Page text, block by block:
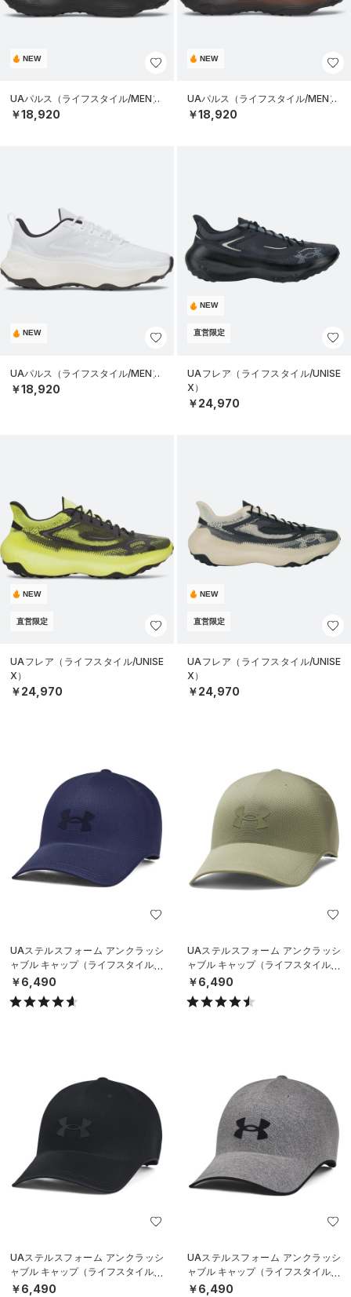
NEW
UAパルス（ライフスタイル/MEN）
￥18,920
NEW
UAパルス（ライフスタイル/MEN）
￥18,920
NEW
UAパルス（ライフスタイル/MEN）
￥18,920
NEW
直営限定
UAフレア（ライフスタイル/UNISE
X）
￥24,970
NEW
直営限定
UAフレア（ライフスタイル/UNISE
X）
￥24,970
NEW
直営限定
UAフレア（ライフスタイル/UNISE
X）
￥24,970
UAステルスフォーム アンクラッシ
ャブル キャップ（ライフスタイル/U
NISEX）
￥6,490
UAステルスフォーム アンクラッシ
ャブル キャップ（ライフスタイル/U
NISEX）
￥6,490
UAステルスフォーム アンクラッシ
ャブル キャップ（ライフスタイル/U
NISEX）
￥6,490
UAステルスフォーム アンクラッシ
ャブル キャップ（ライフスタイル/U
NISEX）
￥6,490